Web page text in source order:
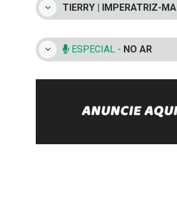
TIERRY | IMPERATRIZ-MA
ESPECIAL - NO AR